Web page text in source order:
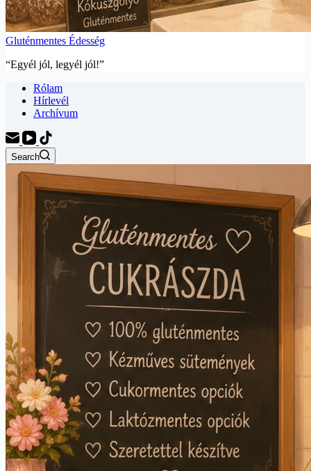
Gluténmentes Édesség
“Egyél jól, legyél jól!”
Rólam
Hírlevél
Archívum
Search